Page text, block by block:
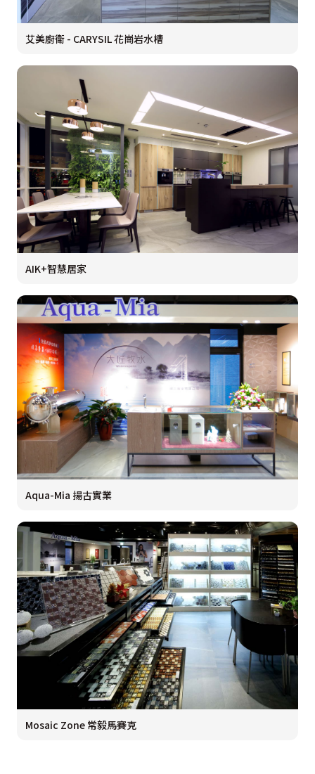
艾美廚衛 - CARYSIL 花崗岩水槽
AIK+智慧居家
Aqua-Mia 揚古實業
Mosaic Zone 常毅馬賽克